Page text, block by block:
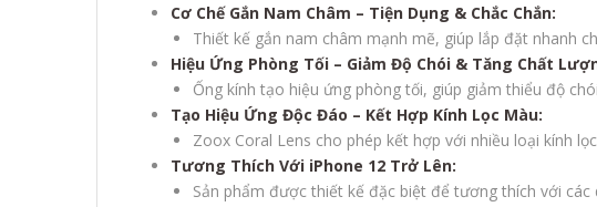
Cơ Chế Gắn Nam Châm – Tiện Dụng & Chắc Chắn:
Thiết kế gắn nam châm mạnh mẽ, giúp lắp đặt nhanh
Hiệu Ứng Phòng Tối – Giảm Độ Chói & Tăng Chất
Ống kính tạo hiệu ứng phòng tối, giúp giảm thiểu độ
Tạo Hiệu Ứng Độc Đáo – Kết Hợp Kính Lọc Màu:
Zoox Coral Lens cho phép kết hợp với nhiều loại kính
Tương Thích Với iPhone 12 Trở Lên:
Sản phẩm được thiết kế đặc biệt để tương thích với